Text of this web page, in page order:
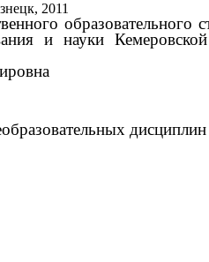
2011
образовательного
и науки